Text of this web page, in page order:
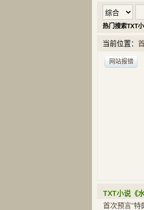
热门搜索TXT小
当前位置：
网站报错
TXT小说《
首次预言“特